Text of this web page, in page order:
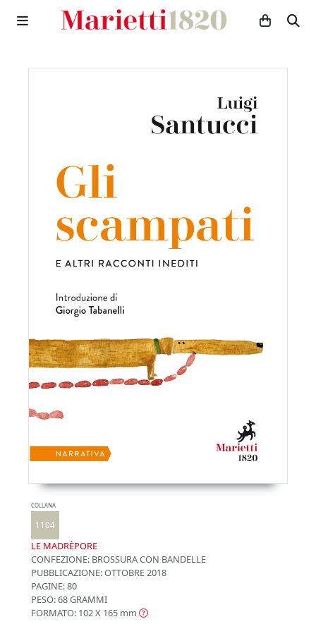
COLLANA
1104
LE MADRÈPORE
CONFEZIONE: BROSSURA CON BANDELLE
PUBBLICAZIONE:OTTOBRE 2018
PAGINE: 80
PESO: 68 GRAMMI
FORMATO: 102 X 165 mm